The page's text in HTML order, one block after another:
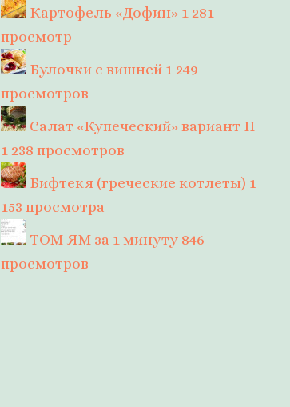
Картофель «Дофин» 1 281
просмотр
Булочки с вишней 1 249
просмотров
Салат «Купеческий» вариант II
1 238 просмотров
Бифтекя (греческие котлеты) 1
153 просмотра
ТОМ ЯМ за 1 минуту 846
просмотров